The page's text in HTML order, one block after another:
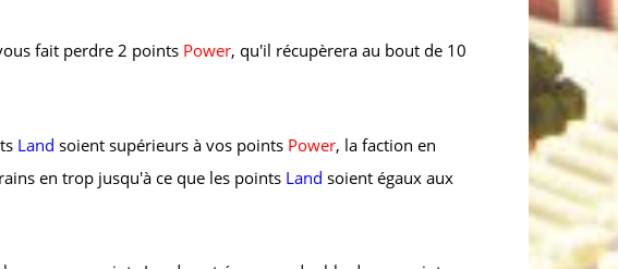
fait perdre 2 points Power, qu'il récupèrera au bout de 10
Land soient supérieurs à vos points Power, la faction en
en trop jusqu'à ce que les points Land soient égaux aux